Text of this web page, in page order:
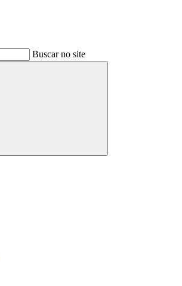
Buscar no site
Buscar